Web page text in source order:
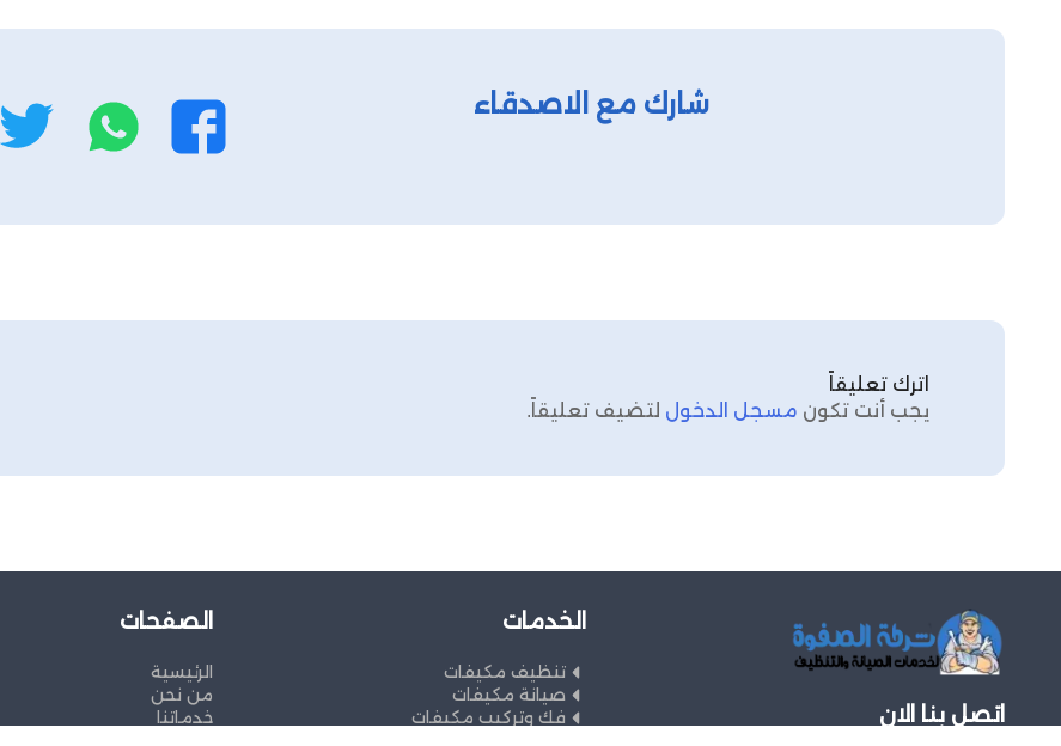
شارك مع الاصدقاء فيسبوك واتساب
اترك تعليقاً
يجب أنت تكون مسجل الدخول لتضيف تعليقاً.
اتصل بنا الان
الخدمات
تنظيف مكيفات
صيانة مكيفات
فك وتركيب مكيفات
الصفحات
الرئيسية
من نحن
خدماتنا